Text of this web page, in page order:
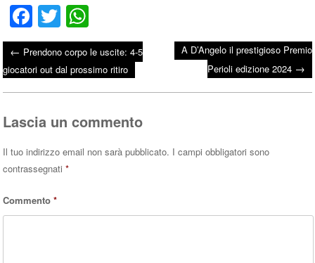
Fa
ce
bo
ok
T
wi
tte
r
ha
ts
A
Post navigation
← Prendono corpo le uscite: 4-5
giocatori out dal prossimo ritiro
A D’Angelo il prestigioso Premio
Perioli edizione 2024 →
Lascia un commento
Il tuo indirizzo email non sarà pubblicato. I campi obbligatori sono
contrassegnati*
Commento*